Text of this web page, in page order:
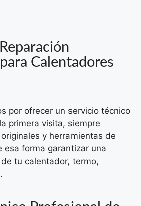
Calentadores
por ofrecer un servicio técnico
primera visita, siempre
y herramientas de
esa forma garantizar una
tu calentador, termo,